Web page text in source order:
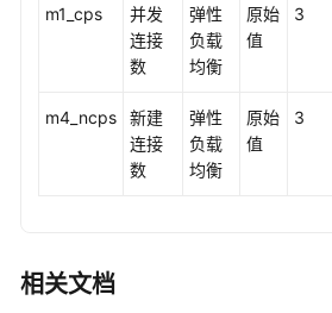
m1_cps
并发
连接
数
弹性
负载
均衡
原始
值
3
m4_ncps
新建
连接
数
弹性
负载
均衡
原始
值
3
相关文档